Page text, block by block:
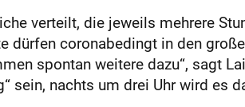
verteilt, die jeweils mehrere
dürfen coronabedingt in den
spontan weitere dazu“, sagt
sein, nachts um drei Uhr wird es